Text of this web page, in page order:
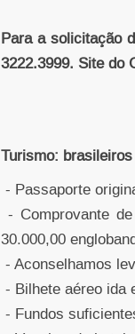
Para a solicitação
3222.3999. Site do
Turismo:
- Passaporte
- Comprovante
30.000,00
- Aconselhamos
- Bilhete aéreo ida
- Fundos